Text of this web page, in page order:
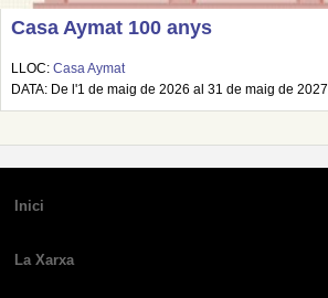
Casa Aymat 100 anys
LLOC: Casa Aymat
DATA: De l'1 de maig de 2026 al 31 de maig de 2027
Inici
La Xarxa